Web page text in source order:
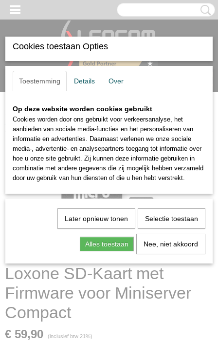
Inloggen Registreren
(0)
Home>Accessoires> Software>Loxone SD-Kaart met Firmware voor
Miniserver Compact
Loxone SD-Kaart met
Firmware voor Miniserver
Compact
€ 59,90 (inclusief btw 21%)
Cookies toestaan Opties
Toestemming Details Over
Op deze website worden cookies gebruikt
Cookies worden door ons gebruikt voor verkeersanalyse, het
aanbieden van sociale media-functies en het personaliseren van
informatie en advertenties. Daarnaast verlenen we onze sociale
media-, advertentie- en analysepartners toegang tot informatie over
hoe u onze site gebruikt. Zij kunnen deze informatie gebruiken in
combinatie met andere gegevens die zij mogelijk hebben verzameld
door uw gebruik van hun diensten of die u hen hebt verstrekt.
Later opnieuw tonen Selectie toestaan
Alles toestaan Nee, niet akkoord